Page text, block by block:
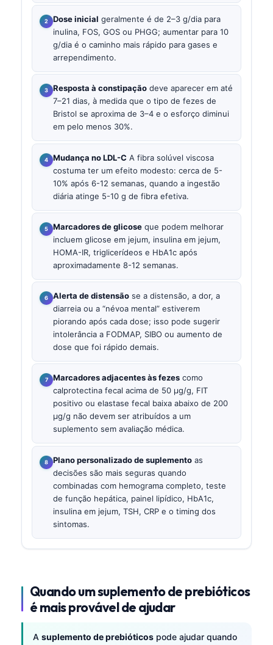
Dose inicial geralmente é de 2–3 g/dia para
inulina, FOS, GOS ou PHGG; aumentar para 10
g/dia é o caminho mais rápido para gases e
arrependimento.
Resposta à constipação deve aparecer em até
7–21 dias, à medida que o tipo de fezes de
Bristol se aproxima de 3–4 e o esforço diminui
em pelo menos 30%.
Mudança no LDL-C A fibra solúvel viscosa
costuma ter um efeito modesto: cerca de 5-
10% após 6-12 semanas, quando a ingestão
diária atinge 5-10 g de fibra efetiva.
Marcadores de glicose que podem melhorar
incluem glicose em jejum, insulina em jejum,
HOMA-IR, triglicerídeos e HbA1c após
aproximadamente 8-12 semanas.
Alerta de distensão se a distensão, a dor, a
diarreia ou a “névoa mental” estiverem
piorando após cada dose; isso pode sugerir
intolerância a FODMAP, SIBO ou aumento de
dose que foi rápido demais.
Marcadores adjacentes às fezes como
calprotectina fecal acima de 50 µg/g, FIT
positivo ou elastase fecal baixa abaixo de 200
µg/g não devem ser atribuídos a um
suplemento sem avaliação médica.
Plano personalizado de suplemento as
decisões são mais seguras quando
combinadas com hemograma completo, teste
de função hepática, painel lipídico, HbA1c,
insulina em jejum, TSH, CRP e o timing dos
sintomas.
Quando um suplemento de prebióticos
é mais provável de ajudar
A suplemento de prebióticos pode ajudar quando